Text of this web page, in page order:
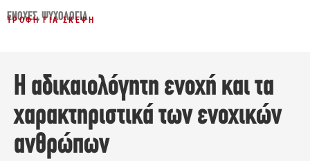
ΕΝΟΧΈΣ,ΨΥΧΟΛΟΓΊΑ
ΤΡΟΦΉ ΓΙΑ ΣΚΈΨΗ
Η αδικαιολόγητη ενοχή και τα
χαρακτηριστικά των ενοχικών
ανθρώπων